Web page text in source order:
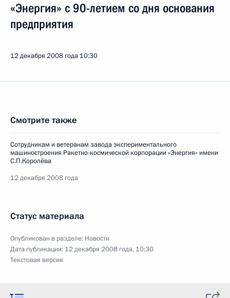
«Энергия» с 90-летием со дня основания
предприятия
12 декабря 2008 года 10:30
Смотрите также
Сотрудникам и ветеранам завода экспериментального
машиностроения Ракетно-космической корпорации «Энергия» имени
С.П.Королёва
12 декабря 2008 года
Статус материала
Опубликован в разделе: Новости
Дата публикации: 12 декабря 2008 года, 10:30
Текстовая версия